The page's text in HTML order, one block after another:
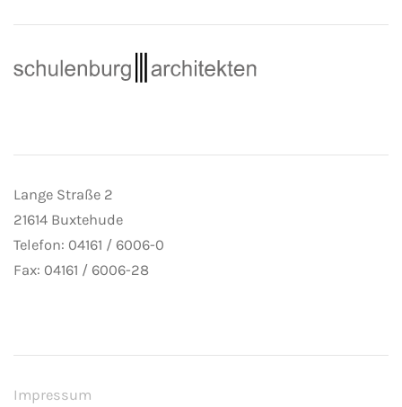
Lange Straße 2
21614 Buxtehude
Telefon: 04161 / 6006-0
Fax: 04161 / 6006-28
Impressum